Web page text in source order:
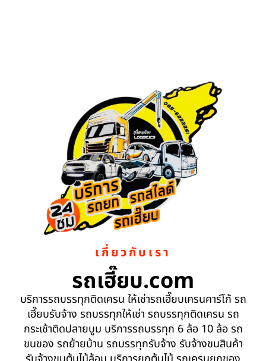
เกี่ยวกับเรา
รถเฮี๊ยบ.com
บริการรถบรรทุกติดเครน ให้เช่ารถเฮี๊ยบเครนคาร์โก้ รถ
เฮี๊ยบรับจ้าง รถบรรทุกให้เช่า รถบรรทุกติดเครน รถ
กระเช้าติดปลายบูม บริการรถบรรทุก 6 ล้อ 10 ล้อ รถ
ขนของ รถย้ายบ้าน รถบรรทุกรับจ้าง รับจ้างขนสินค้า